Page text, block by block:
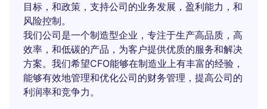
目标，和政策，支持公司的业务发展，盈利能力，和
风险控制。
我们公司是一个制造型企业，专注于生产高品质，高
效率，和低碳的产品，为客户提供优质的服务和解决
方案。我们希望CFO能够在制造业上有丰富的经验，
能够有效地管理和优化公司的财务管理，提高公司的
利润率和竞争力。